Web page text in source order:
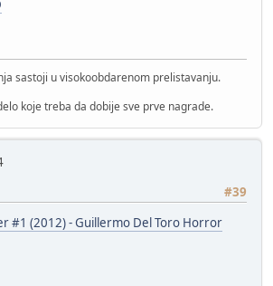
sastoji u visokoobdarenom prelistavanju.
koje treba da dobije sve prve nagrade.
#39
#1 (2012) - Guillermo Del Toro Horror